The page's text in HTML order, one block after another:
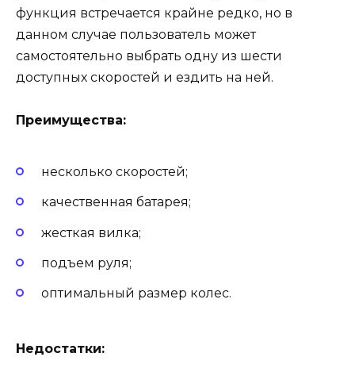
функция встречается крайне редко, но в
данном случае пользователь может
самостоятельно выбрать одну из шести
доступных скоростей и ездить на ней.
Преимущества:
несколько скоростей;
качественная батарея;
жесткая вилка;
подъем руля;
оптимальный размер колес.
Недостатки: